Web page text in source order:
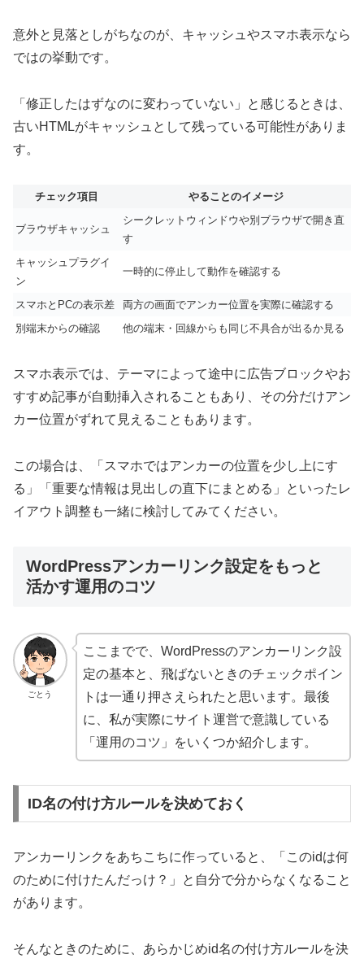
意外と見落としがちなのが、キャッシュやスマホ表示なら
ではの挙動です。
「修正したはずなのに変わっていない」と感じるときは、
古いHTMLがキャッシュとして残っている可能性がありま
す。
チェック項目 やることのイメージ
ブラウザキャッシュ
シークレットウィンドウや別ブラウザで開き直
す
キャッシュプラグイ
ン
一時的に停止して動作を確認する
スマホとPCの表示差
両方の画面でアンカー位置を実際に確認する
別端末からの確認
他の端末・回線からも同じ不具合が出るか見る
スマホ表示では、テーマによって途中に広告ブロックやお
すすめ記事が自動挿入されることもあり、その分だけアン
カー位置がずれて見えることもあります。
この場合は、「スマホではアンカーの位置を少し上にす
る」「重要な情報は見出しの直下にまとめる」といったレ
イアウト調整も一緒に検討してみてください。
WordPressアンカーリンク設定をもっと
活かす運用のコツ
ごとう
ここまでで、WordPressのアンカーリンク設
定の基本と、飛ばないときのチェックポイン
トは一通り押さえられたと思います。最後
に、私が実際にサイト運営で意識している
「運用のコツ」をいくつか紹介します。
ID名の付け方ルールを決めておく
アンカーリンクをあちこちに作っていると、「このidは何
のために付けたんだっけ？」と自分で分からなくなること
があります。
そんなときのために、あらかじめid名の付け方ルールを決